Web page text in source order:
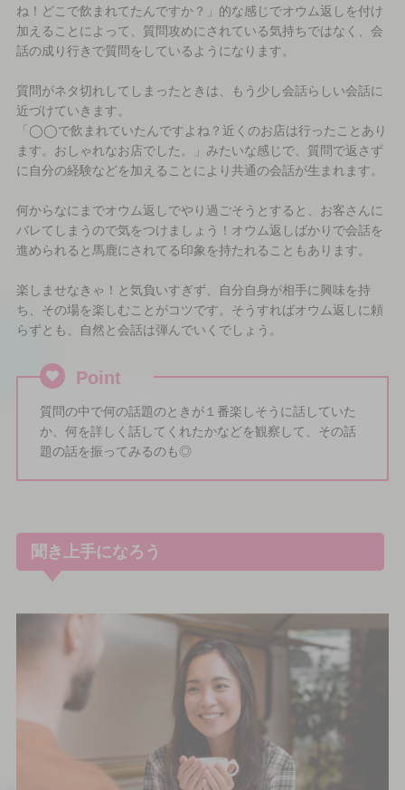
ね！どこで飲まれてたんですか？」的な感じでオウム返しを付け
加えることによって、質問攻めにされている気持ちではなく、会
話の成り行きで質問をしているようになります。
質問がネタ切れしてしまったときは、もう少し会話らしい会話に
近づけていきます。
「◯◯で飲まれていたんですよね？近くのお店は行ったことあり
ます。おしゃれなお店でした。」みたいな感じで、質問で返さず
に自分の経験などを加えることにより共通の会話が生まれます。
何からなにまでオウム返しでやり過ごそうとすると、お客さんに
バレてしまうので気をつけましょう！オウム返しばかりで会話を
進められると馬鹿にされてる印象を持たれることもあります。
楽しませなきゃ！と気負いすぎず、自分自身が相手に興味を持
ち、その場を楽しむことがコツです。そうすればオウム返しに頼
らずとも、自然と会話は弾んでいくでしょう。
Point
質問の中で何の話題のときが１番楽しそうに話していた
か、何を詳しく話してくれたかなどを観察して、その話
題の話を振ってみるのも◎
聞き上手になろう